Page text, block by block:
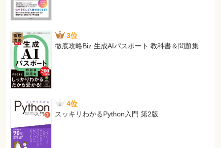
3位
徹底攻略Biz 生成AIパスポート 教科書＆問題集
4位
スッキリわかるPython入門 第2版